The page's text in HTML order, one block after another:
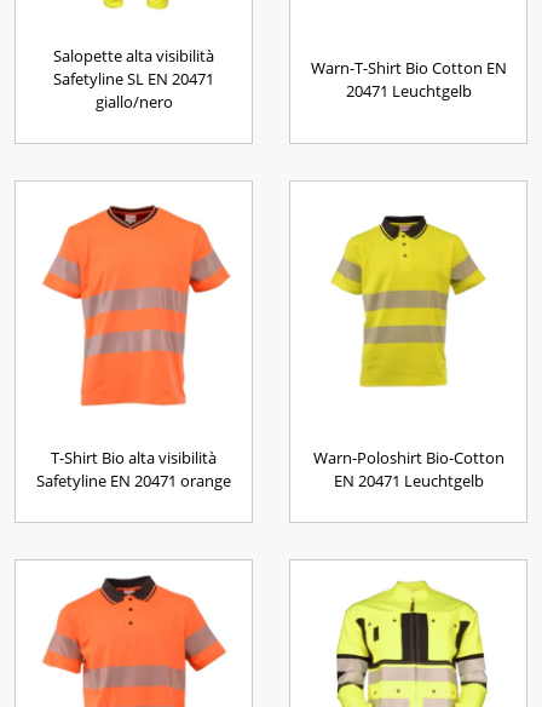
Salopette alta visibilità
Safetyline SL EN 20471
giallo/nero
Warn-T-Shirt Bio Cotton EN
20471 Leuchtgelb
T-Shirt Bio alta visibilità
Safetyline EN 20471 orange
Warn-Poloshirt Bio-Cotton
EN 20471 Leuchtgelb